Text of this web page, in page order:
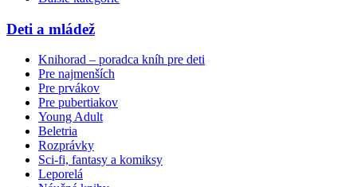
Deti a mládež
Knihorad – poradca kníh pre deti
Pre najmenších
Pre prvákov
Pre pubertiakov
Young Adult
Beletria
Rozprávky
Sci-fi, fantasy a komiksy
Leporelá